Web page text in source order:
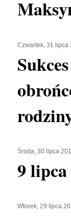
Czwartek, 31 lipca
Środa, 30 lipca
9
Wtorek, 29 lipca